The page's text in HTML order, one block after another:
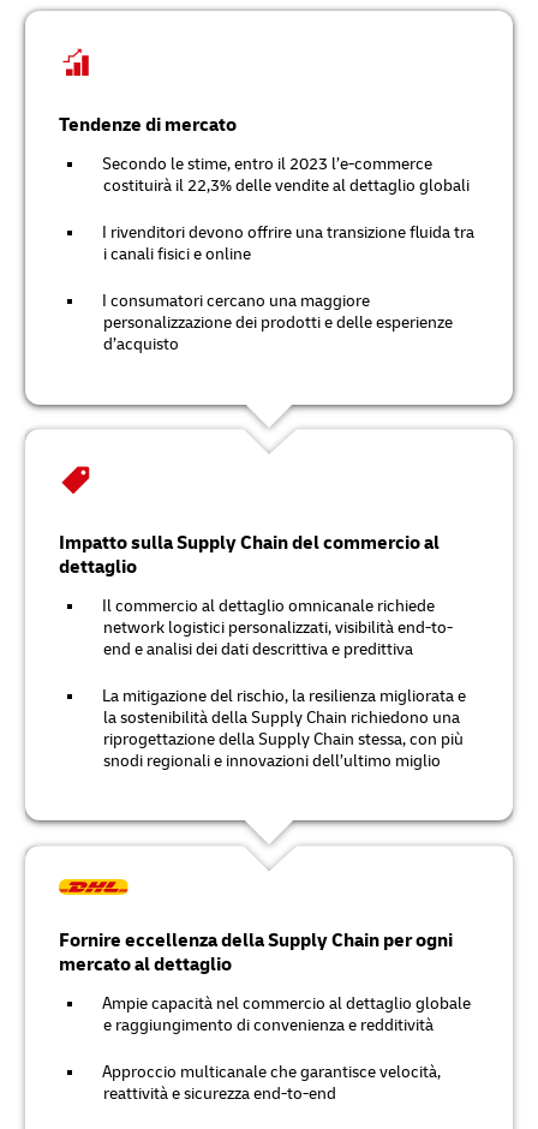
Tendenze di mercato
Secondo le stime, entro il 2023 l’e-commerce
costituirà il 22,3% delle vendite al dettaglio globali
I rivenditori devono offrire una transizione fluida tra
i canali fisici e online
I consumatori cercano una maggiore
personalizzazione dei prodotti e delle esperienze
d’acquisto
Impatto sulla Supply Chain del commercio al
dettaglio
Il commercio al dettaglio omnicanale richiede
network logistici personalizzati, visibilità end-to-
end e analisi dei dati descrittiva e predittiva
La mitigazione del rischio, la resilienza migliorata e
la sostenibilità della Supply Chain richiedono una
riprogettazione della Supply Chain stessa, con più
snodi regionali e innovazioni dell’ultimo miglio
Fornire eccellenza della Supply Chain per ogni
mercato al dettaglio
Ampie capacità nel commercio al dettaglio globale
e raggiungimento di convenienza e redditività
Approccio multicanale che garantisce velocità,
reattività e sicurezza end-to-end